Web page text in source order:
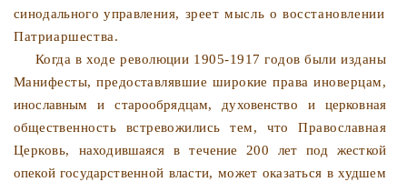
синодального управле­ния, зреет мысль о восстановлении
Патриаршества.
Когда в ходе революции 1905-1917 годов были изданы
Манифесты, предоставлявшие широкие права иноверцам,
инославным и старообрядцам, духовенство и церковная
обще­ственность встревожились тем, что Православная
Церковь, находившаяся в течение 200 лет под жесткой
опекой государ­ственной власти, может оказаться в худшем